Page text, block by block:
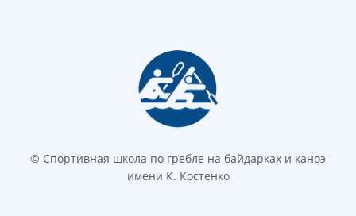
© Спортивная школа по гребле на байдарках и каноэ
имени К. Костенко